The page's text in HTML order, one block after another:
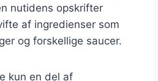
nutidens opskrifter
af ingredienser som
og forskellige saucer.
kun en del af